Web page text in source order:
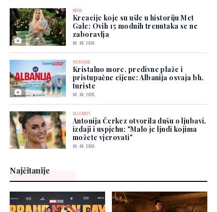
MODA
Kreacije koje su ušle u historiju Met
Gale: Ovih 15 modnih trenutaka se ne
zaboravlja
06. 08. 2026.
PUTOVANJA
Kristalno more, predivne plaže i
pristupačne cijene: Albanija osvaja bh.
turiste
06. 08. 2026.
CELEBRITY
Antonija Čerkez otvorila dušu o ljubavi,
izdaji i uspjehu: "Malo je ljudi kojima
možete vjerovati"
05. 08. 2026.
Najčitanije